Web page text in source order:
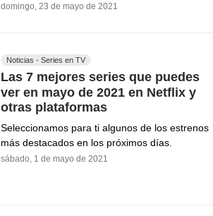
domingo, 23 de mayo de 2021
Noticias - Series en TV
Las 7 mejores series que puedes
ver en mayo de 2021 en Netflix y
otras plataformas
Seleccionamos para ti algunos de los estrenos
más destacados en los próximos días.
sábado, 1 de mayo de 2021